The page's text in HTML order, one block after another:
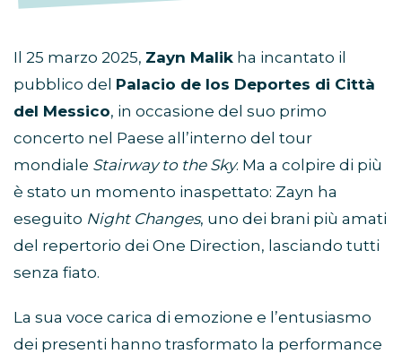
Il 25 marzo 2025, Zayn Malik ha incantato il
pubblico del Palacio de los Deportes di Città
del Messico, in occasione del suo primo
concerto nel Paese all’interno del tour
mondiale Stairway to the Sky. Ma a colpire di più
è stato un momento inaspettato: Zayn ha
eseguito Night Changes, uno dei brani più amati
del repertorio dei One Direction, lasciando tutti
senza fiato.
La sua voce carica di emozione e l’entusiasmo
dei presenti hanno trasformato la performance